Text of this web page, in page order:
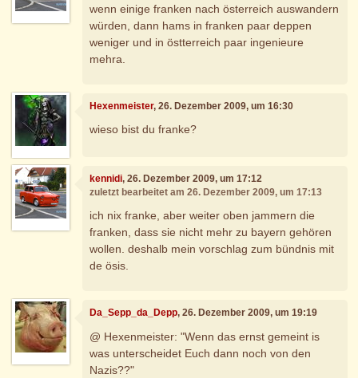
wenn einige franken nach österreich auswandern
würden, dann hams in franken paar deppen
weniger und in östterreich paar ingenieure
mehra.
Hexenmeister, 26. Dezember 2009, um 16:30
wieso bist du franke?
kennidi, 26. Dezember 2009, um 17:12
zuletzt bearbeitet am 26. Dezember 2009, um 17:13
ich nix franke, aber weiter oben jammern die
franken, dass sie nicht mehr zu bayern gehören
wollen. deshalb mein vorschlag zum bündnis mit
de ösis.
Da_Sepp_da_Depp, 26. Dezember 2009, um 19:19
@ Hexenmeister: "Wenn das ernst gemeint is
was unterscheidet Euch dann noch von den
Nazis??"